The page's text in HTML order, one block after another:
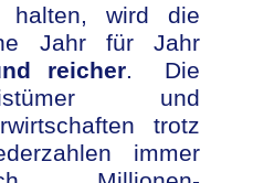
halten, wird die
Jahr für Jahr
reicher. Die
und
trotz
immer